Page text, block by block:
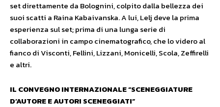
set direttamente da Bolognini, colpito dalla bellezza dei
suoi scatti a Raina Kabaivanska. A lui, Lelj deve la prima
esperienza sul set; prima di una lunga serie di
collaborazioni in campo cinematografico, che lo videro al
fianco di Visconti, Fellini, Lizzani, Monicelli, Scola, Zeffirelli
e altri.
IL CONVEGNO INTERNAZIONALE “SCENEGGIATURE
D’AUTORE E AUTORI SCENEGGIATI”